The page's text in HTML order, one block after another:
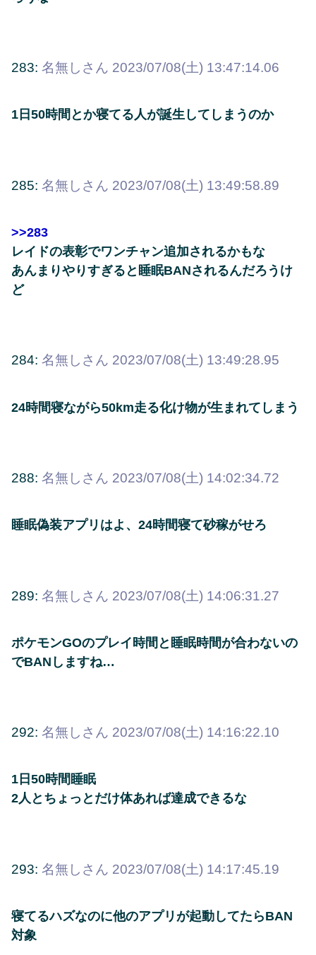
283: 名無しさん 2023/07/08(土) 13:47:14.06
1日50時間とか寝てる人が誕生してしまうのか
285: 名無しさん 2023/07/08(土) 13:49:58.89
>>283
レイドの表彰でワンチャン追加されるかもな
あんまりやりすぎると睡眠BANされるんだろうけ
ど
284: 名無しさん 2023/07/08(土) 13:49:28.95
24時間寝ながら50km走る化け物が生まれてしまう
288: 名無しさん 2023/07/08(土) 14:02:34.72
睡眠偽装アプリはよ、24時間寝て砂稼がせろ
289: 名無しさん 2023/07/08(土) 14:06:31.27
ポケモンGOのプレイ時間と睡眠時間が合わないの
でBANしますね…
292: 名無しさん 2023/07/08(土) 14:16:22.10
1日50時間睡眠
2人とちょっとだけ体あれば達成できるな
293: 名無しさん 2023/07/08(土) 14:17:45.19
寝てるハズなのに他のアプリが起動してたらBAN
対象